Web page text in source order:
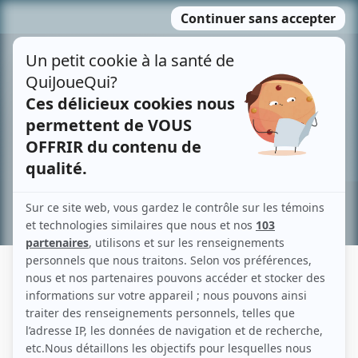
MENU
contenu
Recherche avancée »
DANIEL DULAC
Liens
Fiche de Daniel Dulac sur Showbizz.net